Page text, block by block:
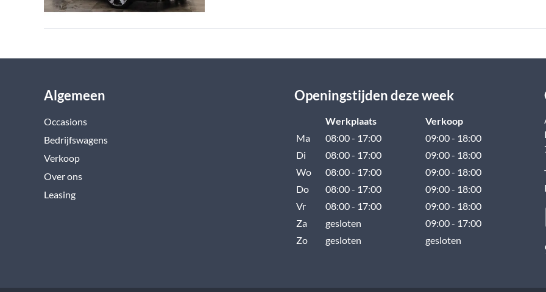
Algemeen
Occasions
Bedrijfswagens
Verkoop
Over ons
Leasing
Openingstijden deze week
Werkplaats
Verkoop
Ma
08:00 - 17:00
09:00 - 18:00
Di
08:00 - 17:00
09:00 - 18:00
Wo
08:00 - 17:00
09:00 - 18:00
Do
08:00 - 17:00
09:00 - 18:00
Vr
08:00 - 17:00
09:00 - 18:00
Za
gesloten
09:00 - 17:00
Zo
gesloten gesloten